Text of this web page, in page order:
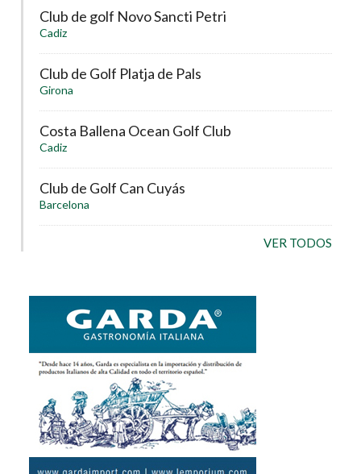
Club de golf Novo Sancti Petri
Cadiz
Club de Golf Platja de Pals
Girona
Costa Ballena Ocean Golf Club
Cadiz
Club de Golf Can Cuyás
Barcelona
VER TODOS